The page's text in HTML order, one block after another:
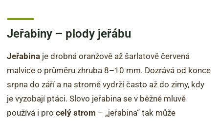
Jeřabiny – plody jeřábu
Jeřabina je drobná oranžově až šarlatově červená
malvice o průměru zhruba 8–10 mm. Dozrává od konce
srpna do září a na stromě vydrží často až do zimy, kdy
je vyzobají ptáci. Slovo jeřabina se v běžné mluvě
používá i pro celý strom – „jeřabina“ tak může